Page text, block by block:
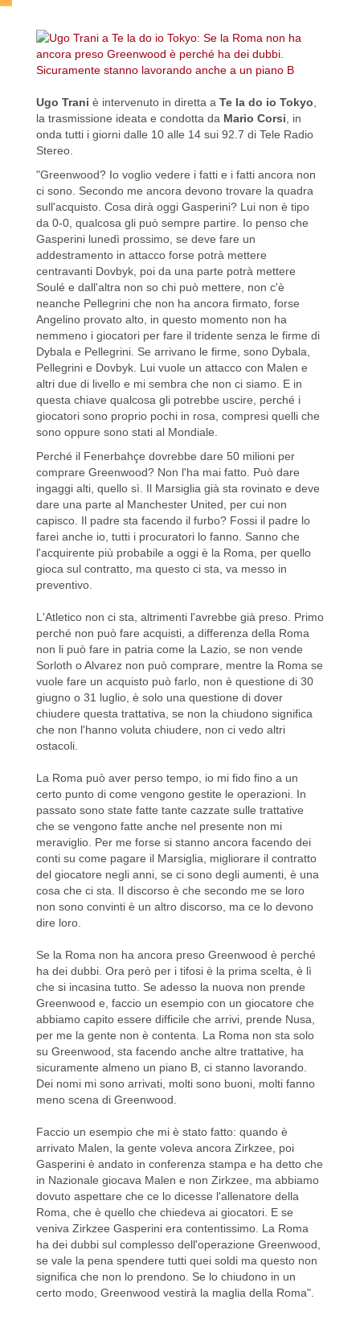
Ugo Trani è intervenuto in diretta a Te la do io Tokyo,
la trasmissione ideata e condotta da Mario Corsi, in
onda tutti i giorni dalle 10 alle 14 sui 92.7 di Tele Radio
Stereo.
"Greenwood? Io voglio vedere i fatti e i fatti ancora non
ci sono. Secondo me ancora devono trovare la quadra
sull'acquisto. Cosa dirà oggi Gasperini? Lui non è tipo
da 0-0, qualcosa gli può sempre partire. Io penso che
Gasperini lunedì prossimo, se deve fare un
addestramento in attacco forse potrà mettere
centravanti Dovbyk, poi da una parte potrà mettere
Soulé e dall'altra non so chi può mettere, non c'è
neanche Pellegrini che non ha ancora firmato, forse
Angelino provato alto, in questo momento non ha
nemmeno i giocatori per fare il tridente senza le firme di
Dybala e Pellegrini. Se arrivano le firme, sono Dybala,
Pellegrini e Dovbyk. Lui vuole un attacco con Malen e
altri due di livello e mi sembra che non ci siamo. E in
questa chiave qualcosa gli potrebbe uscire, perché i
giocatori sono proprio pochi in rosa, compresi quelli che
sono oppure sono stati al Mondiale.
Perché il Fenerbahçe dovrebbe dare 50 milioni per
comprare Greenwood? Non l'ha mai fatto. Può dare
ingaggi alti, quello sì. Il Marsiglia già sta rovinato e deve
dare una parte al Manchester United, per cui non
capisco. Il padre sta facendo il furbo? Fossi il padre lo
farei anche io, tutti i procuratori lo fanno. Sanno che
l'acquirente più probabile a oggi è la Roma, per quello
gioca sul contratto, ma questo ci sta, va messo in
preventivo.
L'Atletico non ci sta, altrimenti l'avrebbe già preso. Primo
perché non può fare acquisti, a differenza della Roma
non li può fare in patria come la Lazio, se non vende
Sorloth o Alvarez non può comprare, mentre la Roma se
vuole fare un acquisto può farlo, non è questione di 30
giugno o 31 luglio, è solo una questione di dover
chiudere questa trattativa, se non la chiudono significa
che non l'hanno voluta chiudere, non ci vedo altri
ostacoli.
La Roma può aver perso tempo, io mi fido fino a un
certo punto di come vengono gestite le operazioni. In
passato sono state fatte tante cazzate sulle trattative
che se vengono fatte anche nel presente non mi
meraviglio. Per me forse si stanno ancora facendo dei
conti su come pagare il Marsiglia, migliorare il contratto
del giocatore negli anni, se ci sono degli aumenti, è una
cosa che ci sta. Il discorso è che secondo me se loro
non sono convinti è un altro discorso, ma ce lo devono
dire loro.
Se la Roma non ha ancora preso Greenwood è perché
ha dei dubbi. Ora però per i tifosi è la prima scelta, è lì
che si incasina tutto. Se adesso la nuova non prende
Greenwood e, faccio un esempio con un giocatore che
abbiamo capito essere difficile che arrivi, prende Nusa,
per me la gente non è contenta. La Roma non sta solo
su Greenwood, sta facendo anche altre trattative, ha
sicuramente almeno un piano B, ci stanno lavorando.
Dei nomi mi sono arrivati, molti sono buoni, molti fanno
meno scena di Greenwood.
Faccio un esempio che mi è stato fatto: quando è
arrivato Malen, la gente voleva ancora Zirkzee, poi
Gasperini è andato in conferenza stampa e ha detto che
in Nazionale giocava Malen e non Zirkzee, ma abbiamo
dovuto aspettare che ce lo dicesse l'allenatore della
Roma, che è quello che chiedeva ai giocatori. E se
veniva Zirkzee Gasperini era contentissimo. La Roma
ha dei dubbi sul complesso dell'operazione Greenwood,
se vale la pena spendere tutti quei soldi ma questo non
significa che non lo prendono. Se lo chiudono in un
certo modo, Greenwood vestirà la maglia della Roma".